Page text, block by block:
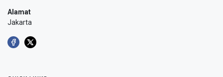
Alamat
Jakarta